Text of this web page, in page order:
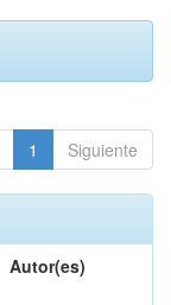
1 Siguiente
Autor(es)